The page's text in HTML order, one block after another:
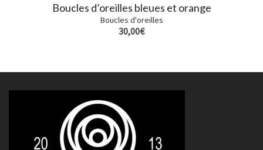
Boucles d’oreilles bleues et orange
Boucles d'oreilles
30,00€